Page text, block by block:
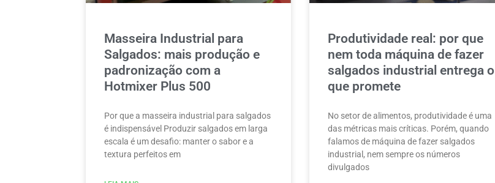
Masseira Industrial para
Salgados: mais produção e
padronização com a
Hotmixer Plus 500
Por que a masseira industrial para salgados
é indispensável Produzir salgados em larga
escala é um desafio: manter o sabor e a
textura perfeitos em
Produtividade real: por que
nem toda máquina de fazer
salgados industrial entrega o
que promete
No setor de alimentos, produtividade é uma
das métricas mais críticas. Porém, quando
falamos de máquina de fazer salgados
industrial, nem sempre os números
divulgados